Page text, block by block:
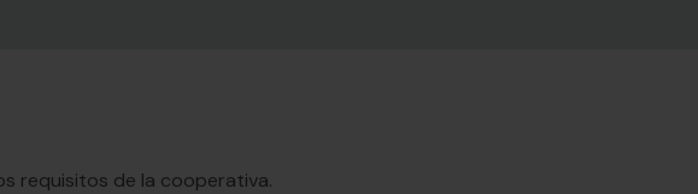
requisitos de la cooperativa.